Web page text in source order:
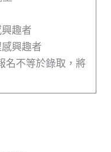
趣者
興趣者
名不等於錄取，將